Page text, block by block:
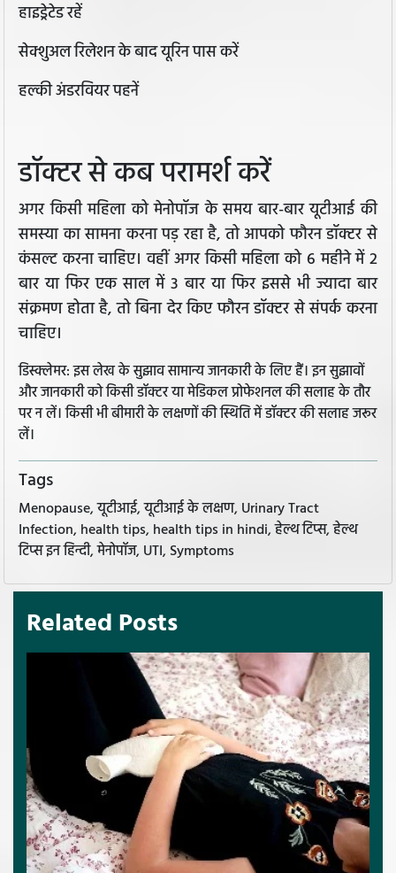
हाइड्रेटेड रहें
सेक्शुअल रिलेशन के बाद यूरिन पास करें
हल्की अंडरवियर पहनें
डॉक्टर से कब परामर्श करें
अगर किसी महिला को मेनोपॉज के समय बार-बार यूटीआई की
समस्या का सामना करना पड़ रहा है, तो आपको फौरन डॉक्टर से
कंसल्ट करना चाहिए। वहीं अगर किसी महिला को 6 महीने में 2
बार या फिर एक साल में 3 बार या फिर इससे भी ज्यादा बार
संक्रमण होता है, तो बिना देर किए फौरन डॉक्टर से संपर्क करना
चाहिए।
डिस्क्लेमर: इस लेख के सुझाव सामान्य जानकारी के लिए हैं। इन सुझावों
और जानकारी को किसी डॉक्टर या मेडिकल प्रोफेशनल की सलाह के तौर
पर न लें। किसी भी बीमारी के लक्षणों की स्थिति में डॉक्टर की सलाह जरूर
लें।
Tags
Menopause, यूटीआई, यूटीआई के लक्षण, Urinary Tract
Infection, health tips, health tips in hindi, हेल्थ टिप्स, हेल्थ
टिप्स इन हिन्दी, मेनोपॉज, UTI, Symptoms
Related Posts